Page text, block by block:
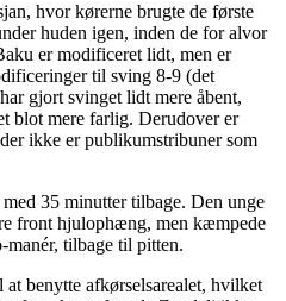
hvor kørerne brugte de første
huden igen, inden de for alvor
er modificeret lidt, men er
til sving 8-9 (det
gjort svinget lidt mere åbent,
blot mere farlig. Derudover er
ikke er publikumstribuner som
35 minutter tilbage. Den unge
front hjulophæng, men kæmpede
manér, tilbage til pitten.
benytte afkørselsarealet, hvilket